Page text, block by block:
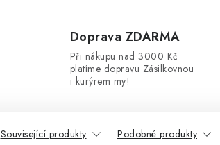
Doprava ZDARMA
Při nákupu nad 3000 Kč
platíme dopravu Zásilkovnou
i kurýrem my!
Související produkty Podobné produkty